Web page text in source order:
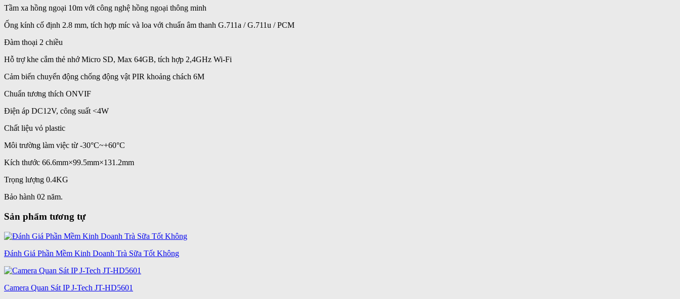
Tầm xa hồng ngoại 10m với công nghệ hồng ngoại thông minh
Ống kính cố định 2.8 mm, tích hợp míc và loa với chuẩn âm thanh G.711a / G.711u / PCM
Đàm thoại 2 chiều
Hỗ trợ khe cắm thẻ nhớ Micro SD, Max 64GB, tích hợp 2,4GHz Wi-Fi
Cảm biến chuyển động chống động vật PIR khoảng chách 6M
Chuẩn tương thích ONVIF
Điện áp DC12V, công suất <4W
Chất liệu vỏ plastic
Môi trường làm việc từ -30°C~+60°C
Kích thước 66.6mm×99.5mm×131.2mm
Trọng lượng 0.4KG
Bảo hành 02 năm.
Sản phẩm tương tự
Đánh Giá Phần Mềm Kinh Doanh Trà Sữa Tốt Không
Camera Quan Sát IP J-Tech JT-HD5601